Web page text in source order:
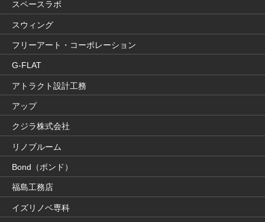
スペースラボ
スウィング
フリーアート・コーポレーション
G-FLAT
アトラクト設計工務
アップ
クジラ株式会社
リノブルーム
Bond（ボンド）
福島工務店
イズリノベ専科